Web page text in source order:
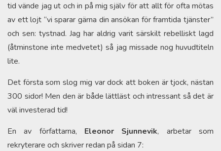
tid vände jag ut och in på mig själv för att allt för ofta mötas
av ett lojt “vi sparar gärna din ansökan för framtida tjänster”
och sen: tystnad. Jag har aldrig varit särskilt rebelliskt lagd
(åtminstone inte medvetet) så jag missade nog huvudtiteln
lite.
Det första som slog mig var dock att boken är tjock, nästan
300 sidor! Men den är både lättläst och intressant så det är
väl investerad tid!
En av författarna, Eleonor Sjunnevik, arbetar som
rekryterare och skriver redan på sidan 7: